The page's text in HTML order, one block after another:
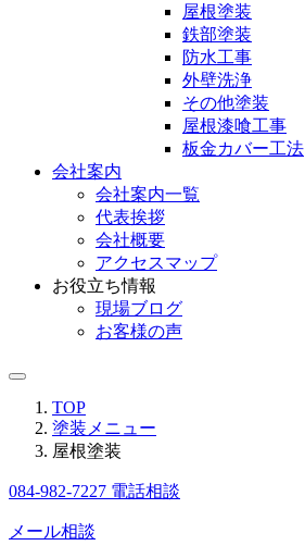
屋根塗装
鉄部塗装
防水工事
外壁洗浄
その他塗装
屋根漆喰工事
板金カバー工法
会社案内
会社案内一覧
代表挨拶
会社概要
アクセスマップ
お役立ち情報
現場ブログ
お客様の声
TOP
塗装メニュー
屋根塗装
084-982-7227 電話相談
メール相談